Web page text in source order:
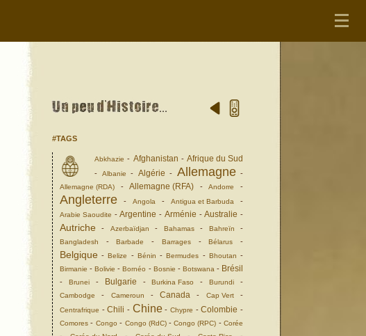
#TAGS
Abkhazie - Afghanistan - Afrique du Sud
- Albanie - Algérie - Allemagne-
Allemagne (RDA) -Allemagne (RFA) -Andorre -
Angleterre - Angola - Antigua et Barbuda -
Arabie Saoudite -Argentine - Arménie -Australie -
Autriche - Azerbaïdjan - Bahamas- Bahreïn -
Bangladesh -Barbade - Barrages-Bélarus -
Belgique -Belize - Bénin -Bermudes - Bhoutan -
Birmanie -Bolivie -Bornéo - Bosnie - Botswana - Brésil
- Brunei- Bulgarie -Burkina Faso -Burundi -
Cambodge - Cameroun -Canada - Cap Vert-
Centrafrique -Chili - Chine-Chypre -Colombie -
Comores - Congo - Congo (RdC)-Congo (RPC) - Corée